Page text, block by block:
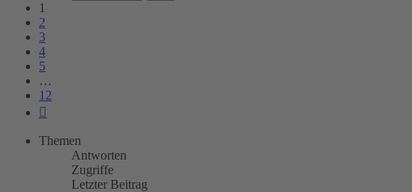
1
2
3
4
5
…
12
Themen
Antworten
Zugriffe
Letzter Beitrag